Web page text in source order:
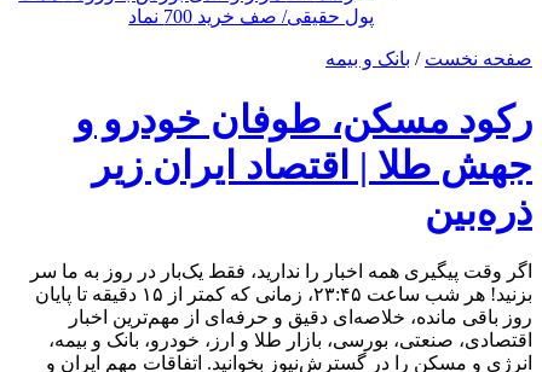
پول حقیقی/ صف خرید 700 نماد
صفحه نخست / بانک و بیمه
رکود مسکن، طوفان خودرو و
جهش طلا | اقتصاد ایران زیر
ذره‌بین
اگر وقت پیگیری همه اخبار را ندارید، فقط یک‌بار در روز به ما سر
بزنید! هر شب ساعت ۲۳:۴۵، زمانی که کمتر از ۱۵ دقیقه تا پایان
روز باقی مانده، خلاصه‌ای دقیق و حرفه‌ای از مهم‌ترین اخبار
اقتصادی، صنعتی، بورسی، بازار طلا و ارز، خودرو، بانک و بیمه،
انرژی و مسکن را در گسترش‌نیوز بخوانید. اتفاقات مهم ایران و